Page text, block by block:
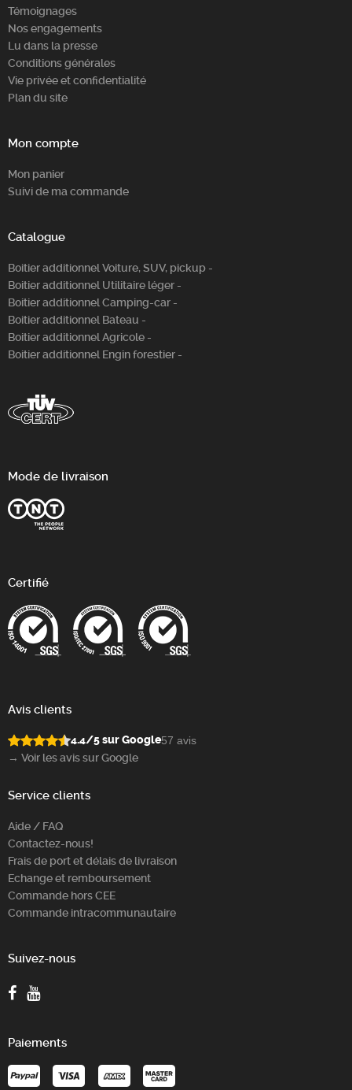
Témoignages
Nos engagements
Lu dans la presse
Conditions générales
Vie privée et confidentialité
Plan du site
Mon compte
Mon panier
Suivi de ma commande
Catalogue
Boitier additionnel Voiture, SUV, pickup -
Boitier additionnel Utilitaire léger -
Boitier additionnel Camping-car -
Boitier additionnel Bateau -
Boitier additionnel Agricole -
Boitier additionnel Engin forestier -
Mode de livraison
Certifié
Avis clients
4.4/5 sur Google57 avis
→ Voir les avis sur Google
Service clients
Aide / FAQ
Contactez-nous!
Frais de port et délais de livraison
Echange et remboursement
Commande hors CEE
Commande intracommunautaire
Suivez-nous
Paiements